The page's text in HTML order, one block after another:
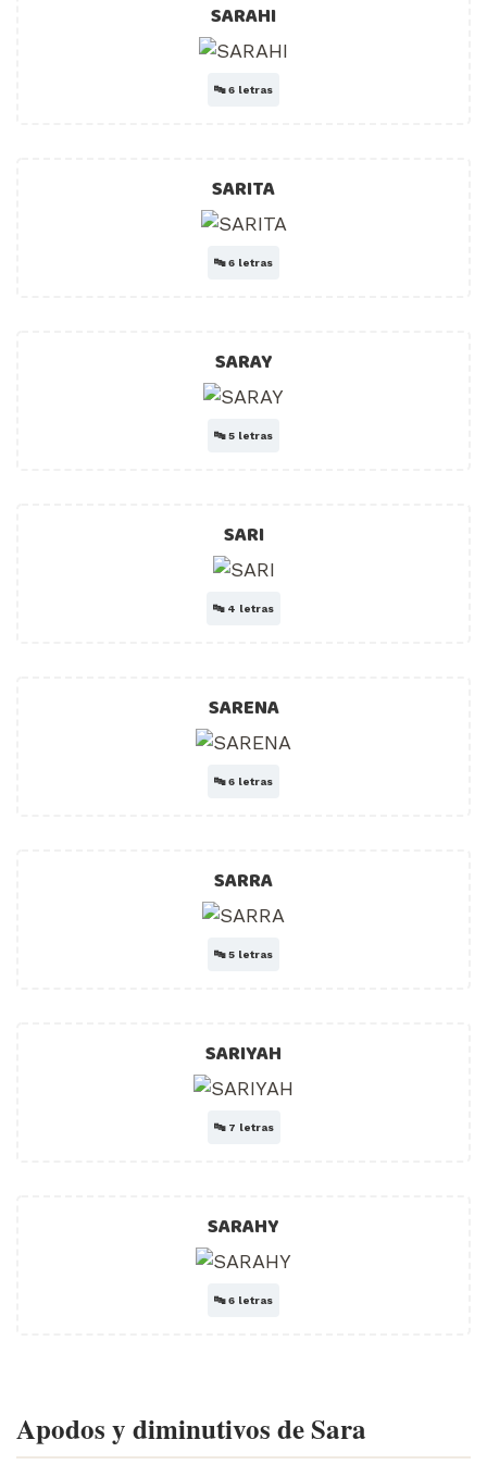
SARAHI
🔤6 letras
SARITA
🔤6 letras
SARAY
🔤5 letras
SARI
🔤 4 letras
SARENA
🔤6 letras
SARRA
🔤5 letras
SARIYAH
🔤 7 letras
SARAHY
🔤6 letras
Apodos y diminutivos de Sara